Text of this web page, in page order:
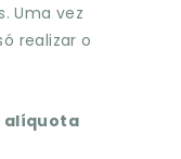
Uma vez
realizar o
alíquota